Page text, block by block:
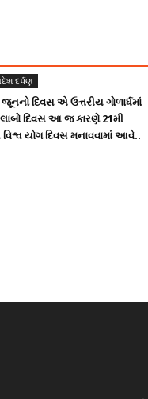
દર્પણ
જૂનનો દિવસ એ ઉત્તરીય ગોળાર્ધમાં
દિવસ આ જ કારણે 21મી
યોગ દિવસ મનાવવામાં આવે..